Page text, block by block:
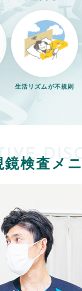
生活リズムが不規則
鏡検査メ